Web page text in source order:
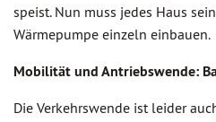
speist. Nun muss jedes Haus
Wärmepumpe einzeln einbauen.
Mobilität und Antriebswende:
Die Verkehrswende ist leider